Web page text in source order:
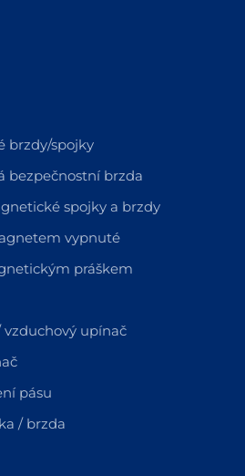
brzdy/spojky
bezpečnostní brzda
spojky a brzdy
vypnuté
práškem
upínač
pásu
/ brzda